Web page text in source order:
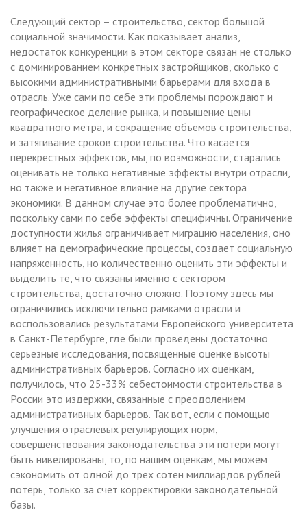
Следующий сектор – строительство, сектор большой
социальной значимости. Как показывает анализ,
недостаток конкуренции в этом секторе связан не столько
с доминированием конкретных застройщиков, сколько с
высокими административными барьерами для входа в
отрасль. Уже сами по себе эти проблемы порождают и
географическое деление рынка, и повышение цены
квадратного метра, и сокращение объемов строительства,
и затягивание сроков строительства. Что касается
перекрестных эффектов, мы, по возможности, старались
оценивать не только негативные эффекты внутри отрасли,
но также и негативное влияние на другие сектора
экономики. В данном случае это более проблематично,
поскольку сами по себе эффекты специфичны. Ограничение
доступности жилья ограничивает миграцию населения, оно
влияет на демографические процессы, создает социальную
напряженность, но количественно оценить эти эффекты и
выделить те, что связаны именно с сектором
строительства, достаточно сложно. Поэтому здесь мы
ограничились исключительно рамками отрасли и
воспользовались результатами Европейского университета
в Санкт-Петербурге, где были проведены достаточно
серьезные исследования, посвященные оценке высоты
административных барьеров. Согласно их оценкам,
получилось, что 25-33% себестоимости строительства в
России это издержки, связанные с преодолением
административных барьеров. Так вот, если с помощью
улучшения отраслевых регулирующих норм,
совершенствования законодательства эти потери могут
быть нивелированы, то, по нашим оценкам, мы можем
сэкономить от одной до трех сотен миллиардов рублей
потерь, только за счет корректировки законодательной
базы.